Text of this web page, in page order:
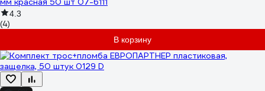
4.3
(4)
В корзину